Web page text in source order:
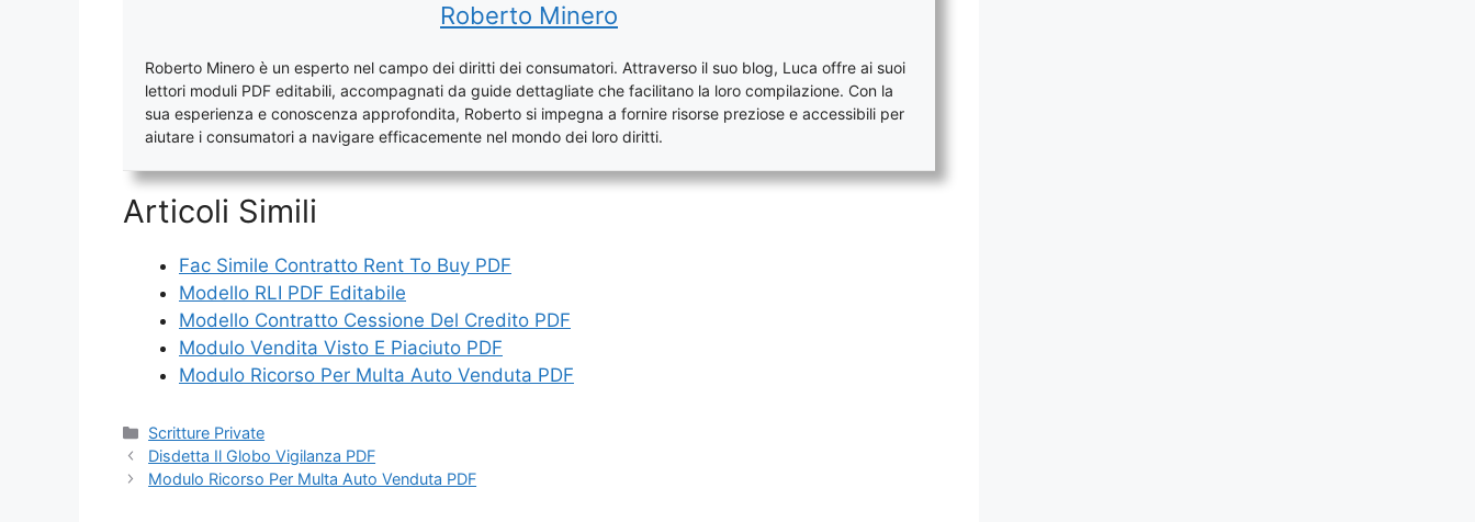
Roberto Minero
Roberto Minero è un esperto nel campo dei diritti dei consumatori. Attraverso il suo blog, Luca offre ai suoi
lettori moduli PDF editabili, accompagnati da guide dettagliate che facilitano la loro compilazione. Con la
sua esperienza e conoscenza approfondita, Roberto si impegna a fornire risorse preziose e accessibili per
aiutare i consumatori a navigare efficacemente nel mondo dei loro diritti.
Articoli Simili
Fac Simile Contratto Rent To Buy PDF
Modello RLI PDF Editabile
Modello Contratto Cessione Del Credito PDF
Modulo Vendita Visto E Piaciuto PDF
Modulo Ricorso Per Multa Auto Venduta PDF
Categorie
Scritture Private
Disdetta Il Globo Vigilanza PDF
Modulo Ricorso Per Multa Auto Venduta PDF